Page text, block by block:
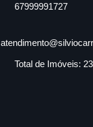
67999991727
Total de Imóveis: